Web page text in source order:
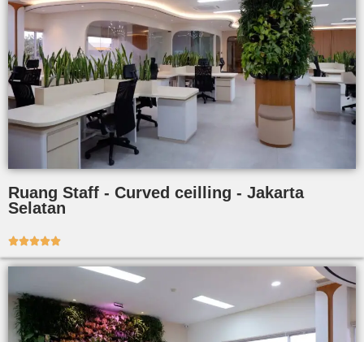
Ruang Staff - Curved ceilling - Jakarta
Selatan
